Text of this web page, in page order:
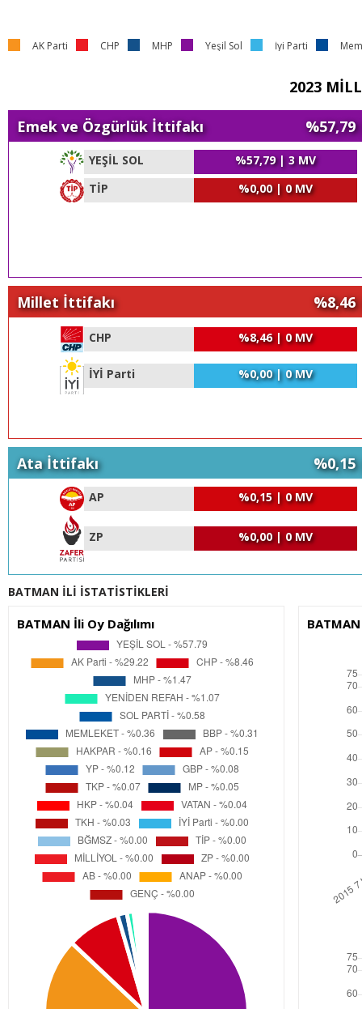
AK Parti CHP MHP Yeşil Sol İyi Parti
2023
Emek ve Özgürlük İttifakı
YEŞİL SOL
%57,79 | 3 MV
TİP
%0,00 | 0 MV
Millet İttifakı
CHP %8,46 | 0 MV
İYİ Parti %0,00 | 0 MV
Ata İttifakı
AP %0,15 | 0 MV
ZP %0,00 | 0 MV
BATMAN İLİ İSTATİSTİKLERİ
BATMAN İli Oy Dağılımı